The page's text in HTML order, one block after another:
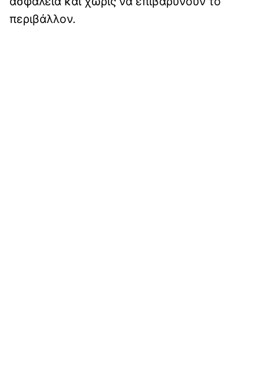
περιβάλλον.